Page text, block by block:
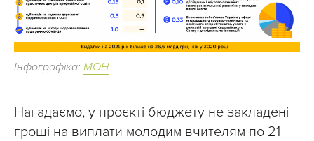
Інфографіка: МОН
Нагадаємо, у проєкті бюджету не закладені
гроші на виплати молодим вчителям по 21